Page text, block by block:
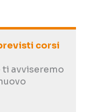
corsi
avviseremo